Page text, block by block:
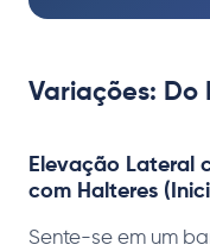
Variações:
Elevação Lateral
com Halteres
Sente-se em um